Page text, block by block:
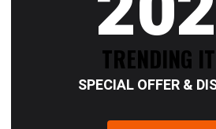
TRENDING
SPECIAL OFFER &